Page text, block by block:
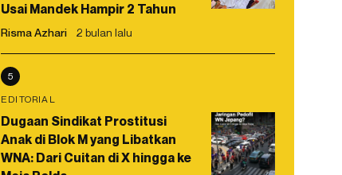
Usai Mandek Hampir 2 Tahun
Risma Azhari 2 bulan lalu
5
EDITORIAL
Dugaan Sindikat Prostitusi
Anak di Blok M yang Libatkan
WNA: Dari Cuitan di X hingga ke